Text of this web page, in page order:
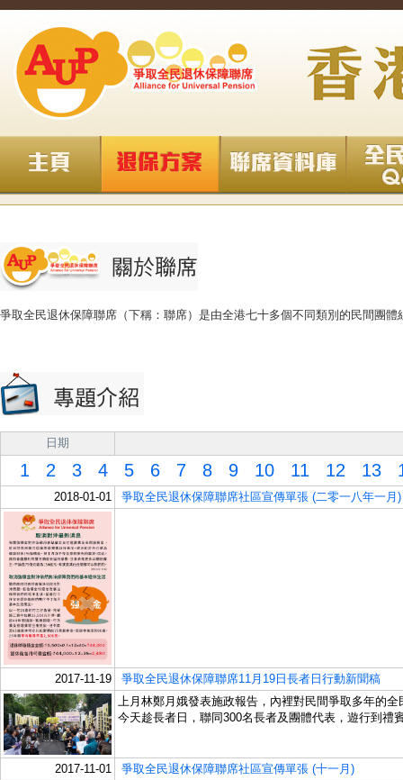
爭取全民退休保障聯席（下稱：聯席）是由全港七十多個不同類別的民間團
日期
1 2 3 4 5 6 7 8 9 10 11 12 13
2018-01-01 爭取全民退休保障聯席社區宣傳單張 (二零一八年一月)
2017-11-19
爭取全民退休保障聯席11月19日長者日行動新聞稿
上月林鄭月娥發表施政報告，內裡對民間爭取多年的
今天趁長者日，聯同300名長者及團體代表，遊行到禮
2017-11-01 爭取全民退休保障聯席社區宣傳單張 (十一月)